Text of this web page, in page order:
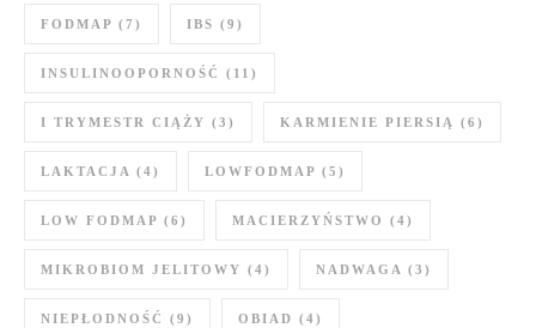
FODMAP (7) IBS (9)
INSULINOOPORNOŚĆ (11)
I TRYMESTR CIĄŻY (3) KARMIENIE PIERSIĄ (6)
LAKTACJA (4) LOWFODMAP (5)
LOW FODMAP (6) MACIERZYŃSTWO (4)
MIKROBIOM JELITOWY (4) NADWAGA (3)
NIEPŁODNOŚĆ (9) OBIAD (4)